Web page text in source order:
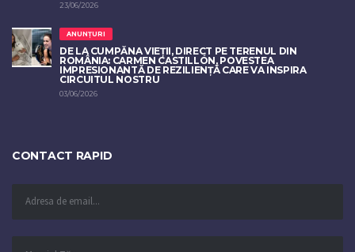
23/06/2026
ANUNȚURI
DE LA CUMPĂNA VIEȚII, DIRECT PE TERENUL DIN
ROMÂNIA: CARMEN CASTILLÓN, POVESTEA
IMPRESIONANTĂ DE REZILIENȚĂ CARE VA INSPIRA
CIRCUITUL NOSTRU
03/06/2026
CONTACT RAPID